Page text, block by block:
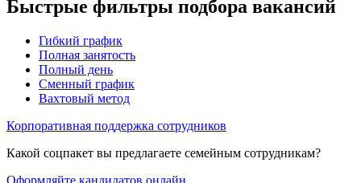
Быстрые фильтры подбора вакансий
Гибкий график
Полная занятость
Полный день
Сменный график
Вахтовый метод
Корпоративная поддержка сотрудников
Какой соцпакет вы предлагаете семейным сотрудникам?
Оформляйте кандидатов онлайн